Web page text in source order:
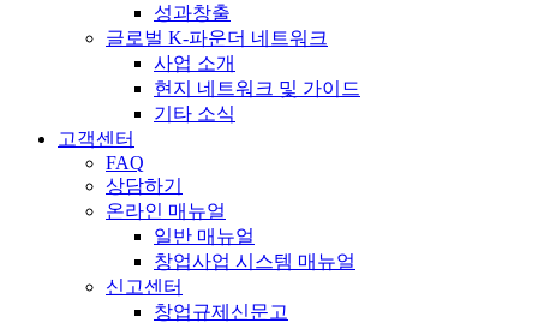
성과창출
글로벌 K-파운더 네트워크
사업 소개
현지 네트워크 및 가이드
기타 소식
고객센터
FAQ
상담하기
온라인 매뉴얼
일반 매뉴얼
창업사업 시스템 매뉴얼
신고센터
창업규제신문고